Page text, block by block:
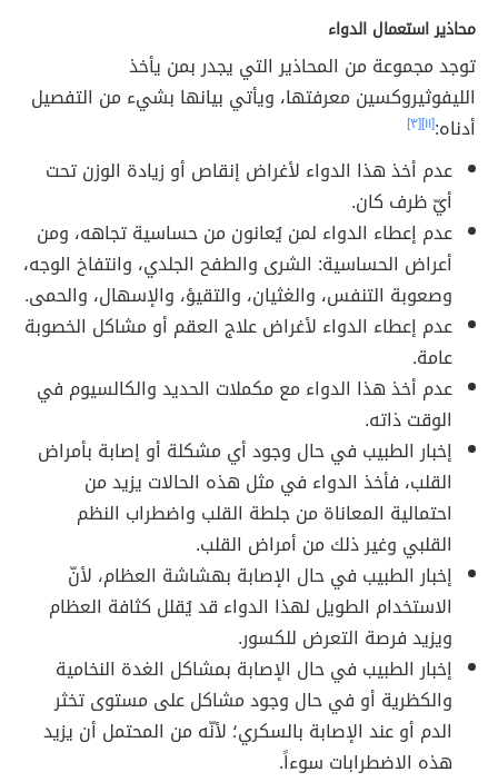
محاذير استعمال الدواء
توجد مجموعة من المحاذير التي يجدر بمن يأخذ
الليفوثيروكسين معرفتها، ويأتي بيانها بشيء من التفصيل
أدناه:[١١] [٣]
عدم أخذ هذا الدواء لأغراض إنقاص أو زيادة الوزن تحت
أيّ ظرف كان.
عدم إعطاء الدواء لمن يُعانون من حساسية تجاهه، ومن
أعراض الحساسية: الشرى والطفح الجلدي، وانتفاخ الوجه،
وصعوبة التنفس، والغثيان، والتقيؤ، والإسهال، والحمى.
عدم إعطاء الدواء لأغراض علاج العقم أو مشاكل الخصوبة
عامة.
عدم أخذ هذا الدواء مع مكملات الحديد والكالسيوم في
الوقت ذاته.
إخبار الطبيب في حال وجود أي مشكلة أو إصابة بأمراض
القلب، فأخذ الدواء في مثل هذه الحالات يزيد من
احتمالية المعاناة من جلطة القلب واضطراب النظم
القلبي وغير ذلك من أمراض القلب.
إخبار الطبيب في حال الإصابة بهشاشة العظام، لأنّ
الاستخدام الطويل لهذا الدواء قد يُقلل كثافة العظام
ويزيد فرصة التعرض للكسور.
إخبار الطبيب في حال الإصابة بمشاكل الغدة النخامية
والكظرية أو في حال وجود مشاكل على مستوى تخثر
الدم أو عند الإصابة بالسكري؛ لأنّه من المحتمل أن يزيد
هذه الاضطرابات سوءاً.